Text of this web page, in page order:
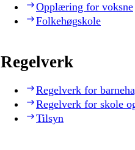
Opplæring for voksne
Folkehøgskole
Regelverk
Regelverk for
Regelverk for skole
Tilsyn